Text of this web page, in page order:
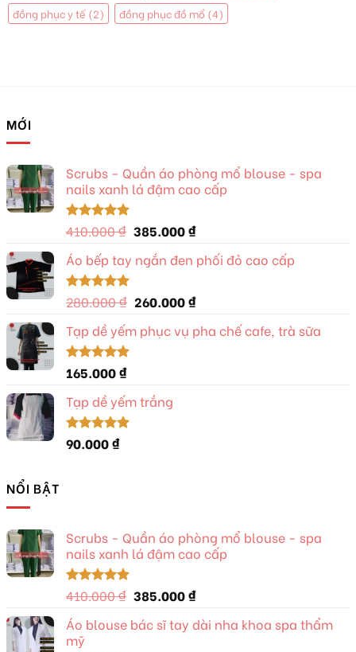
đồng phục y tế (2) đồng phục đồ mổ (4)
MỚI
Scrubs - Quần áo phòng mổ blouse - spa
nails xanh lá đậm cao cấp
Được xếp
5 sao
410.000₫ Giá
là:
385.000₫Giá
tại
385.000 ₫.
Áo bếp tay ngắn đen phối đỏ cao cấp
Được xếp
5 sao
280.000₫ Giá
là:
260.000₫Giá
tại
Tạp dề yếm phục vụ pha chế cafe, trà sữa
Được xếp
hạng 5.00
5 sao
165.000₫
Tạp dề yếm trắng
Được xếp
hạng5.00
90.000₫
NỔI BẬT
Scrubs - Quần áo phòng mổ blouse - spa
nails xanh lá đậm cao cấp
Được xếp
hạng5.00
5 sao
410.000₫ Giá
là:
385.000₫Giá
tại
Áo blouse bác sĩ tay dài nha khoa spa thẩm
mỹ